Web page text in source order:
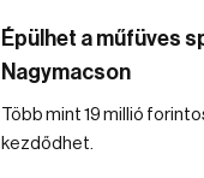
Épülhet a műfüves
Nagymacson
Több mint 19 millió
kezdődhet.